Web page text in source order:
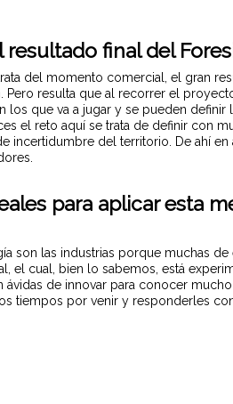
resultado final del
del momento comercial, el gran
resulta que al recorrer el
que va a jugar y se pueden
el reto aquí se trata de definir con
incertidumbre del territorio. De ahí
para aplicar esta
son las industrias porque muchas
el cual, bien lo sabemos, está
de innovar para conocer
tiempos por venir y responderles